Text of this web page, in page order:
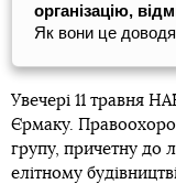
організацію,
Як вони це
Увечері 11 травня
Єрмаку.
групу, причетну до
елітному